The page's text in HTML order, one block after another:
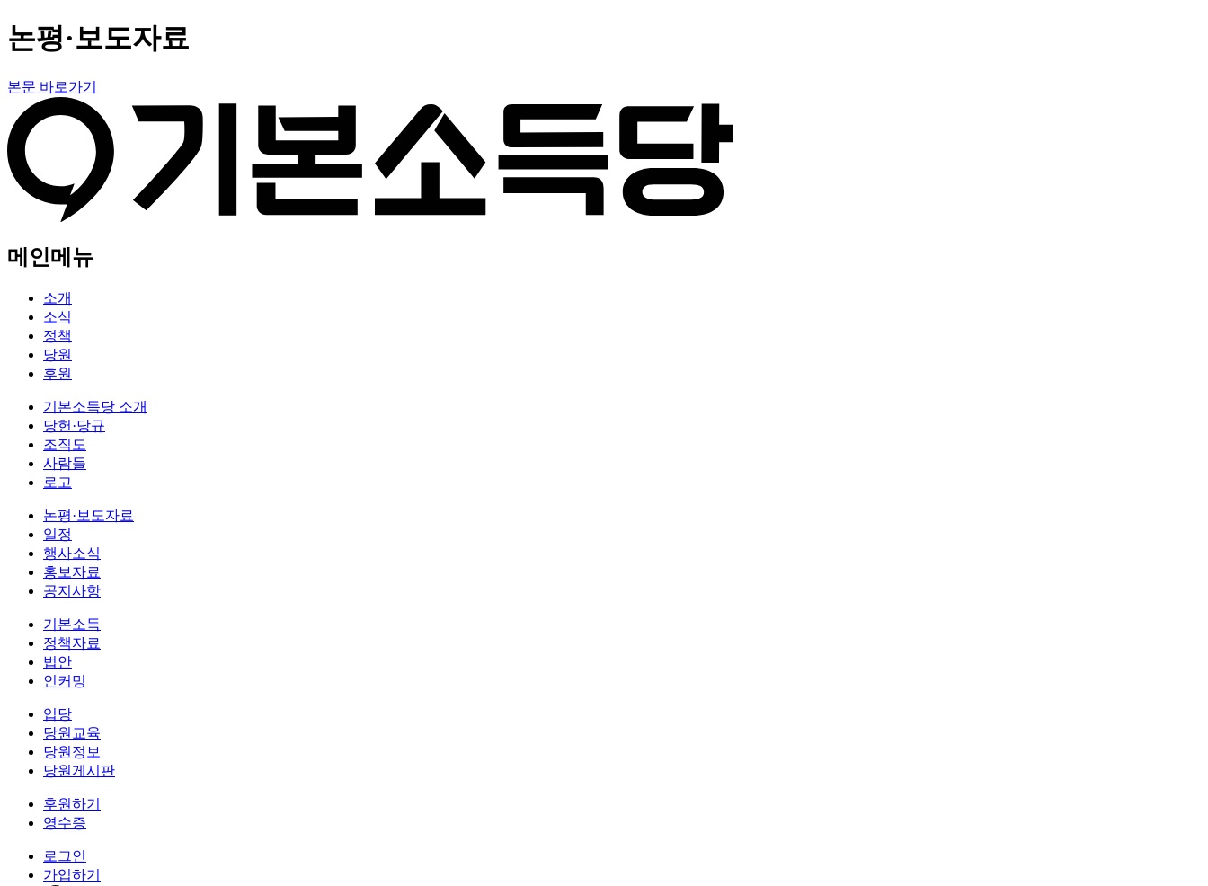
논평·보도자료
본문 바로가기
메인메뉴
소개
소식
정책
당원
후원
기본소득당 소개
당헌·당규
조직도
사람들
로고
논평·보도자료
일정
행사소식
홍보자료
공지사항
기본소득
정책자료
법안
인커밍
입당
당원교육
당원정보
당원게시판
후원하기
영수증
로그인
가입하기